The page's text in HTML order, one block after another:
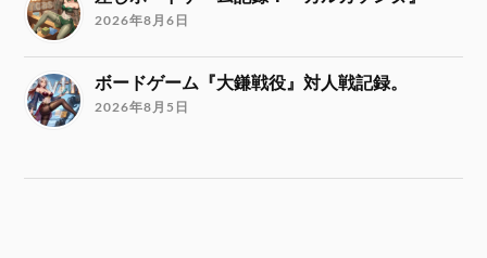
2026年8月6日
ボードゲーム『大鎌戦役』対人戦記録。
2026年8月5日